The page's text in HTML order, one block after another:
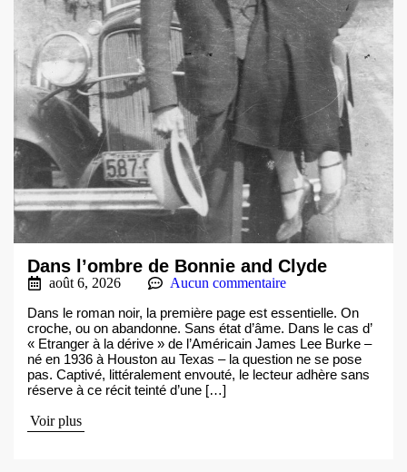
Dans l’ombre de Bonnie and Clyde
août 6, 2026
Aucun commentaire
Dans le roman noir, la première page est essentielle. On
croche, ou on abandonne. Sans état d’âme. Dans le cas d’
« Etranger à la dérive » de l’Américain James Lee Burke –
né en 1936 à Houston au Texas – la question ne se pose
pas. Captivé, littéralement envouté, le lecteur adhère sans
réserve à ce récit teinté d’une […]
Voir plus